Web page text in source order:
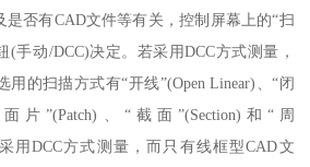
否有CAD文件等有关，控制屏幕上的“扫
(手动/DCC)决定。若采用DCC方式测量，
用的扫描方式有“开线”(Open Linear)、“闭
面片”(Patch)、“截面”(Section)和“周
用DCC方式测量，而只有线框型CAD文